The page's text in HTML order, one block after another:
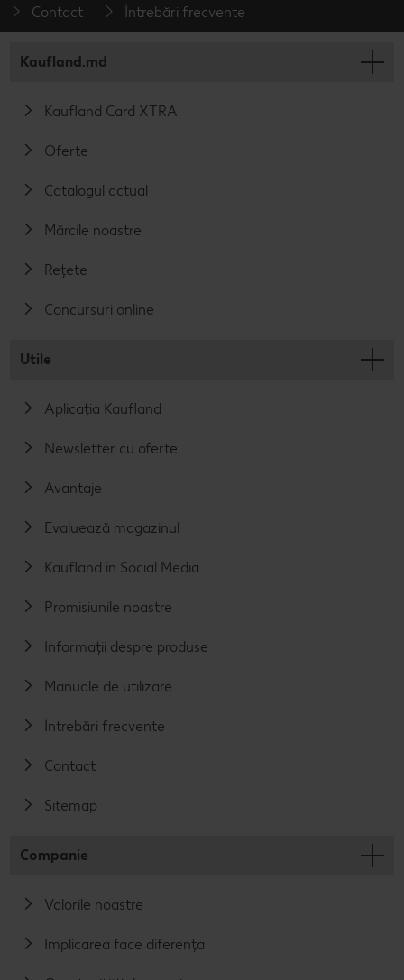
Contact Întrebări frecvente
Kaufland.md
Kaufland Card XTRA
Oferte
Catalogul actual
Mărcile noastre
Rețete
Concursuri online
Utile
Aplicația Kaufland
Newsletter cu oferte
Avantaje
Evaluează magazinul
Kaufland în Social Media
Promisiunile noastre
Informații despre produse
Manuale de utilizare
Întrebări frecvente
Contact
Sitemap
Companie
Valorile noastre
Implicarea face diferența